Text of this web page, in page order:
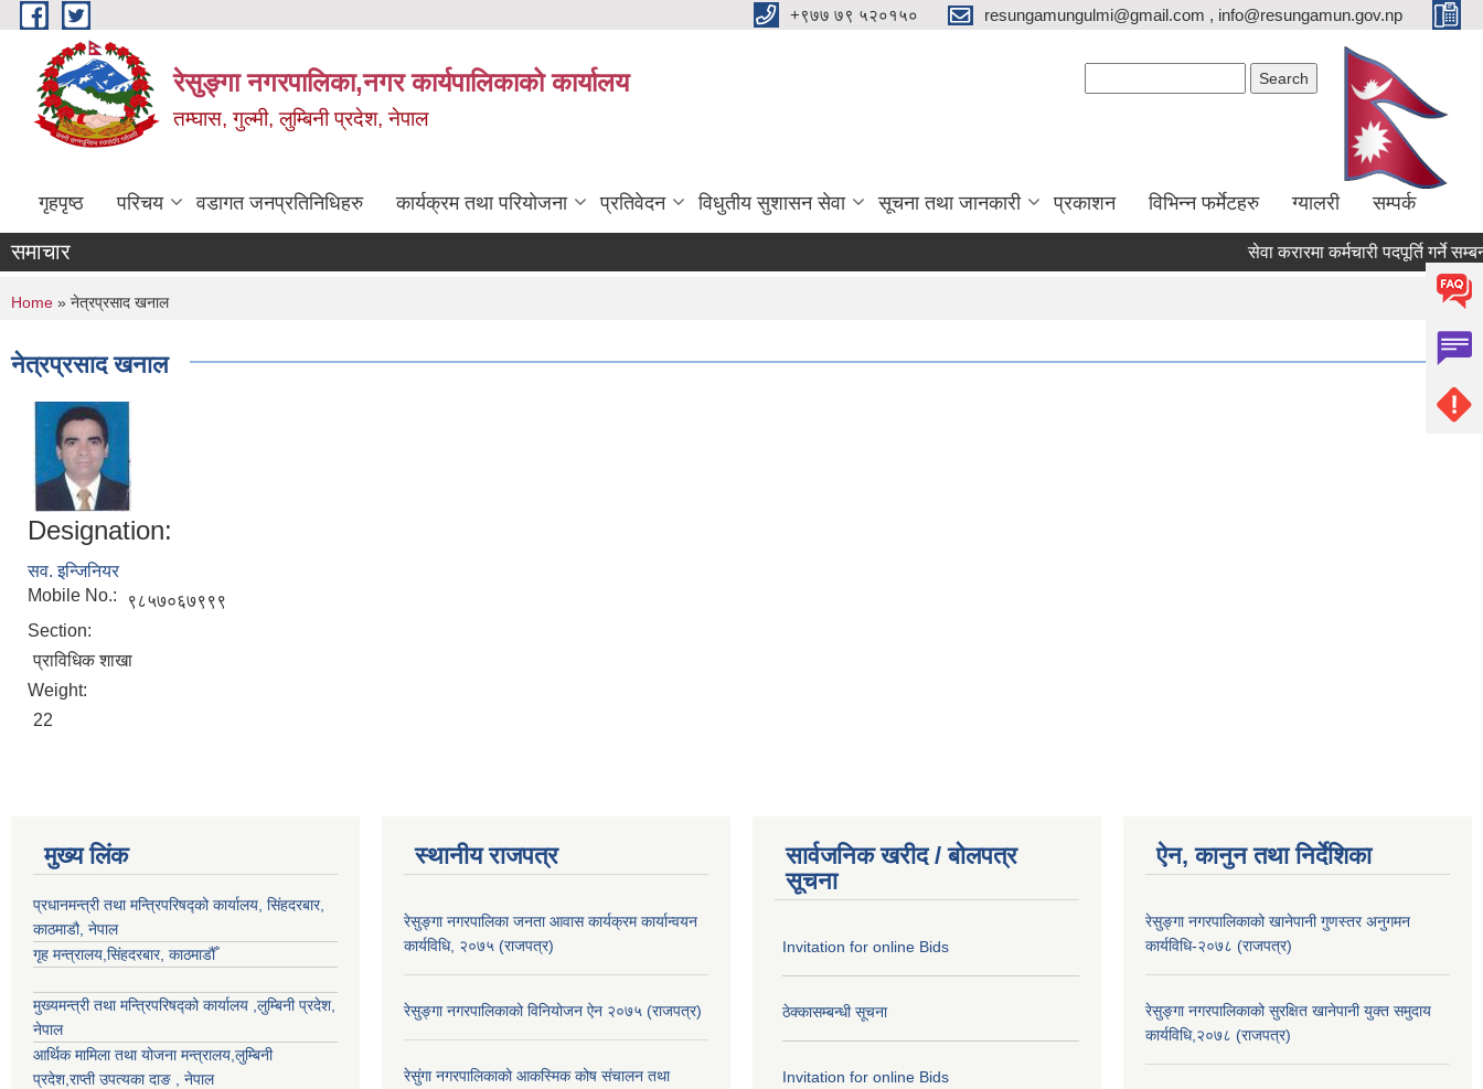
Skip to main content +९७७ ७९ ५२०१५० resungamungulmi@gmail.com , info@resungamun.gov.np
रेसुङ्गा नगरपालिका,नगर कार्यपालिकाको कार्यालय
तम्घास, गुल्मी, लुम्बिनी प्रदेश, नेपाल
गृहपृष्ठ परिचय वडागत जनप्रतिनिधिहरु कार्यक्रम तथा परियोजना प्रतिवेदन विधुतीय सुशासन सेवा सूचना तथा जानकारी प्रकाशन विभिन्न फर्मेटहरु ग्यालरी सम्पर्क
समाचार सेवा करारमा कर्मचारी पदपूर्ति गर्ने
You are here
Home » नेत्रप्रसाद खनाल
नेत्रप्रसाद खनाल
Designation:
सव. इन्जिनियर
Mobile No.:
९८५७०६७९९९
Section:
प्राविधिक शाखा
Weight:
22
मुख्य लिंक
प्रधानमन्त्री तथा मन्त्रिपरिषद्को कार्यालय, सिंहदरबार,
काठमाडौ, नेपाल
गृह मन्त्रालय,सिंहदरबार, काठमाडौँ
मुख्यमन्त्री तथा मन्त्रिपरिषद्को कार्यालय ,लुम्बिनी प्रदेश,
नेपाल
आर्थिक मामिला तथा योजना मन्त्रालय, लुम्बिनी
प्रदेश ,राप्ती उपत्यका दाङ , नेपाल
स्थानीय राजपत्र
रेसुङ्गा नगरपालिका जनता आवास कार्यक्रम कार्यान्वयन
कार्यविधि, २०७५ (राजपत्र)
रेसुङ्गा नगरपालिकाको विनियोजन ऐन २०७५ (राजपत्र)
रेसुंगा नगरपालिकाको आकस्मिक कोष संचालन तथा
सार्वजनिक खरीद / बोलपत्र
सूचना
Invitation for online Bids
ठेक्कासम्बन्धी सूचना
Invitation for online Bids
ऐन, कानुन तथा निर्देशिका
रेसुङ्गा नगरपालिकाको खानेपानी गुणस्तर अनुगमन
कार्यविधि-२०७८ (राजपत्र)
रेसुङ्गा नगरपालिकाको सुरक्षित खानेपानी युक्त समुदाय
कार्यविधि,२०७८ (राजपत्र)